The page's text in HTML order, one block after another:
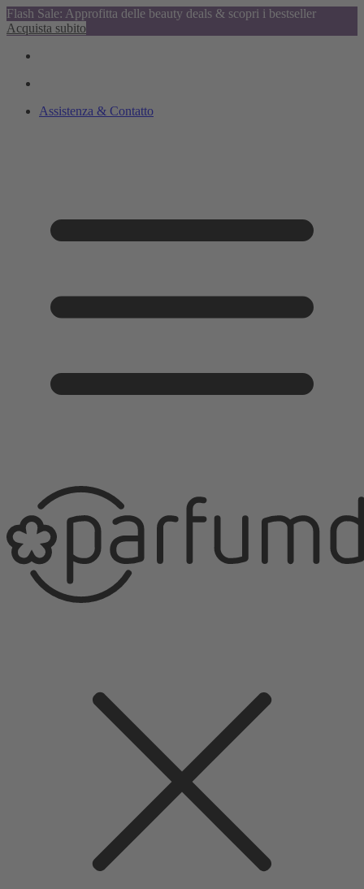
Flash Sale: Approfitta delle beauty deals & scopri i bestseller
Acquista subito
Assistenza & Contatto